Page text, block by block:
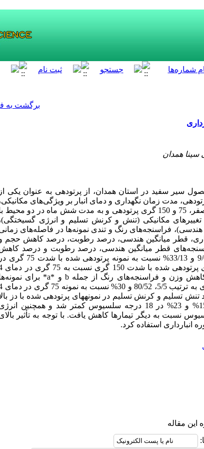
برگشت به
سینا همدان
سیر سفید در استان همدان، از پرتودهی به عنوان یکی از
مدت زمان نگهداری و دمای انبار بر ویژگی‌‌های
بررسی شد. نمونه‌‌ها با شدت‌های صفر، 75 و 150 گری پرتودهی و به مدت شش ماه در دو محیط
تغییرهای مکانیکی (تنش و کرنش تسلیم و انرژی
هندسی)، فراسنجه‌های رنگ و تندی نمونه‌‌ها در فاصله‌های
هندسی، درصد رطوبت، درصد کاهش حجم
قطر میانگین هندسی، درصد رطوبت و درصد
شده با شدت‌ 75 گری
در
شده با شدت‌ 150 گری نسبت به 75 گری در
کاهش وزن و فراسنجه‌های رنگ از جمله a* و b*
برای
افزایش یافت و مقدار آن در نمونه‌‌های پرتودهی
تسلیم و کرنش تسلیم در نمونه­های پرتودهی شده با دز
سلسیوس کمتر شد و همچنین
نسبت به دیگر تیمارها کاهش یافت. با توجه به تأثیر
استفاده کرد.
این مقاله